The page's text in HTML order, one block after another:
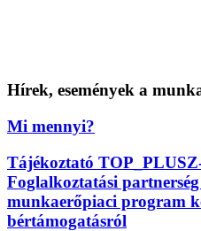
Hírek, események a
Mi mennyi?
Tájékoztató
Foglalkoztatási
munkaerőpiaci program
bértámogatásról